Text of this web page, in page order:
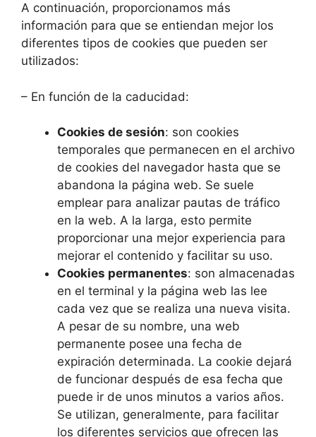
A continuación, proporcionamos más
información para que se entiendan mejor los
diferentes tipos de cookies que pueden ser
utilizados:
– En función de la caducidad:
Cookies de sesión: son cookies
temporales que permanecen en el archivo
de cookies del navegador hasta que se
abandona la página web. Se suele
emplear para analizar pautas de tráfico
en la web. A la larga, esto permite
proporcionar una mejor experiencia para
mejorar el contenido y facilitar su uso.
Cookies permanentes: son almacenadas
en el terminal y la página web las lee
cada vez que se realiza una nueva visita.
A pesar de su nombre, una web
permanente posee una fecha de
expiración determinada. La cookie dejará
de funcionar después de esa fecha que
puede ir de unos minutos a varios años.
Se utilizan, generalmente, para facilitar
los diferentes servicios que ofrecen las